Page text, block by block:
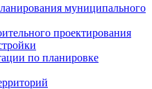
муниципального
проектирования
по планировке